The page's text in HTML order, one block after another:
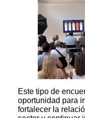
Este tipo de
oportunidad para
fortalecer la